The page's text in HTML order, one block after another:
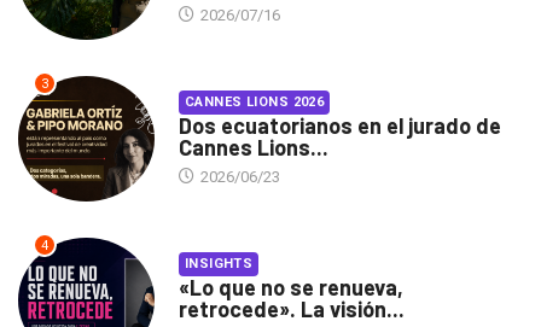
2026/07/16
3
CANNES LIONS 2026
Dos ecuatorianos en el jurado de
Cannes Lions...
2026/06/23
4
INSIGHTS
«Lo que no se renueva,
retrocede». La visión...